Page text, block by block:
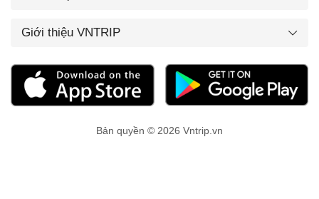
Giới thiệu VNTRIP
Bản quyền © 2026 Vntrip.vn